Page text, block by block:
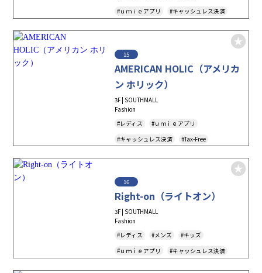
#ｕｍｉｅアプリ
#キャッシュレス決済
15
AMERICAN HOLIC（アメリカ
ン ホリック）
3F | SOUTHMALL
Fashion
#レディス
#ｕｍｉｅアプリ
#キャッシュレス決済
#Tax-Free
16
Right-on（ライトオン）
3F | SOUTHMALL
Fashion
#レディス
#メンズ
#キッズ
#ｕｍｉｅアプリ
#キャッシュレス決済